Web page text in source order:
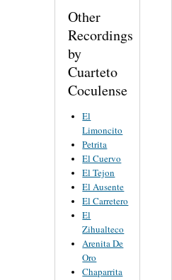
Other
Recordings
by
Cuarteto
Coculense
El
Limoncito
Petrita
El Cuervo
El Tejon
El Ausente
El Carretero
El
Zihualteco
Arenita De
Oro
Chaparrita